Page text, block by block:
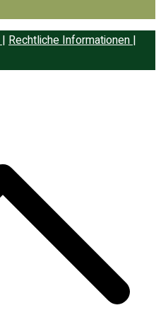
| Rechtliche Informationen |